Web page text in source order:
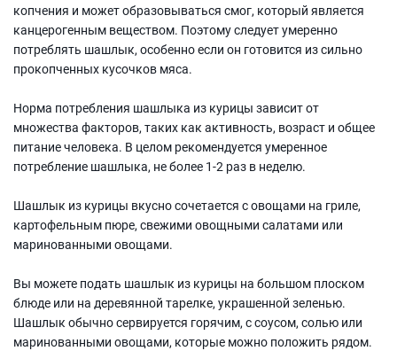
копчения и может образовываться смог, который является
канцерогенным веществом. Поэтому следует умеренно
потреблять шашлык, особенно если он готовится из сильно
прокопченных кусочков мяса.
Норма потребления шашлыка из курицы зависит от
множества факторов, таких как активность, возраст и общее
питание человека. В целом рекомендуется умеренное
потребление шашлыка, не более 1-2 раз в неделю.
Шашлык из курицы вкусно сочетается с овощами на гриле,
картофельным пюре, свежими овощными салатами или
маринованными овощами.
Вы можете подать шашлык из курицы на большом плоском
блюде или на деревянной тарелке, украшенной зеленью.
Шашлык обычно сервируется горячим, с соусом, солью или
маринованными овощами, которые можно положить рядом.